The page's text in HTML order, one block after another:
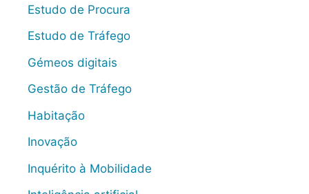
Estudo de Procura
Estudo de Tráfego
Gémeos digitais
Gestão de Tráfego
Habitação
Inovação
Inquérito à Mobilidade